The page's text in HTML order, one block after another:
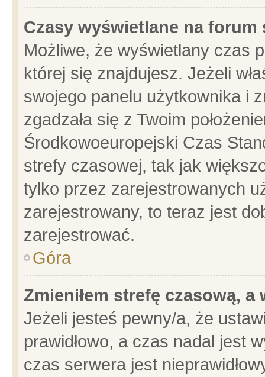
Czasy wyświetlane na forum
Możliwe, że wyświetlany czas
której się znajdujesz. Jeżeli
swojego panelu użytkownika i
zgadzała się z Twoim
Środkowoeuropejski Czas
strefy czasowej, tak jak
tylko przez zarejestrowanych
zarejestrowany, to teraz jest
zarejestrować.
Góra
Zmieniłem strefę czasową,
Jeżeli jesteś pewny/a, że
prawidłowo, a czas nadal jest
czas serwera jest